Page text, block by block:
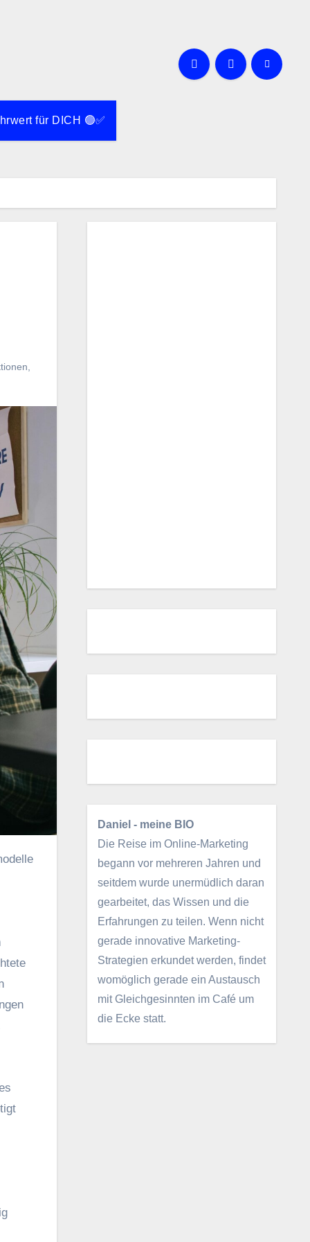
für DICH 🟢✅
Daniel - meine BIO
Die Reise im Online-Marketing
begann vor mehreren Jahren und
seitdem wurde unermüdlich daran
gearbeitet, das Wissen und die
Erfahrungen zu teilen. Wenn nicht
gerade innovative Marketing-
Strategien erkundet werden, findet
womöglich gerade ein Austausch
mit Gleichgesinnten im Café um
die Ecke statt.